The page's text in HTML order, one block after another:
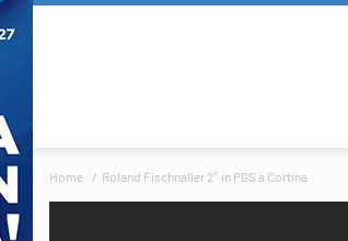
Home Roland Fischnaller 2° in PGS a Cortina